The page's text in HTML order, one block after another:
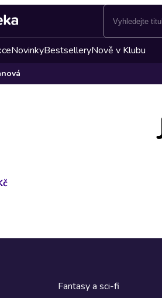
NovinkyBestselleryNově v Klubu
kotlině
Fantasy a sci-fi